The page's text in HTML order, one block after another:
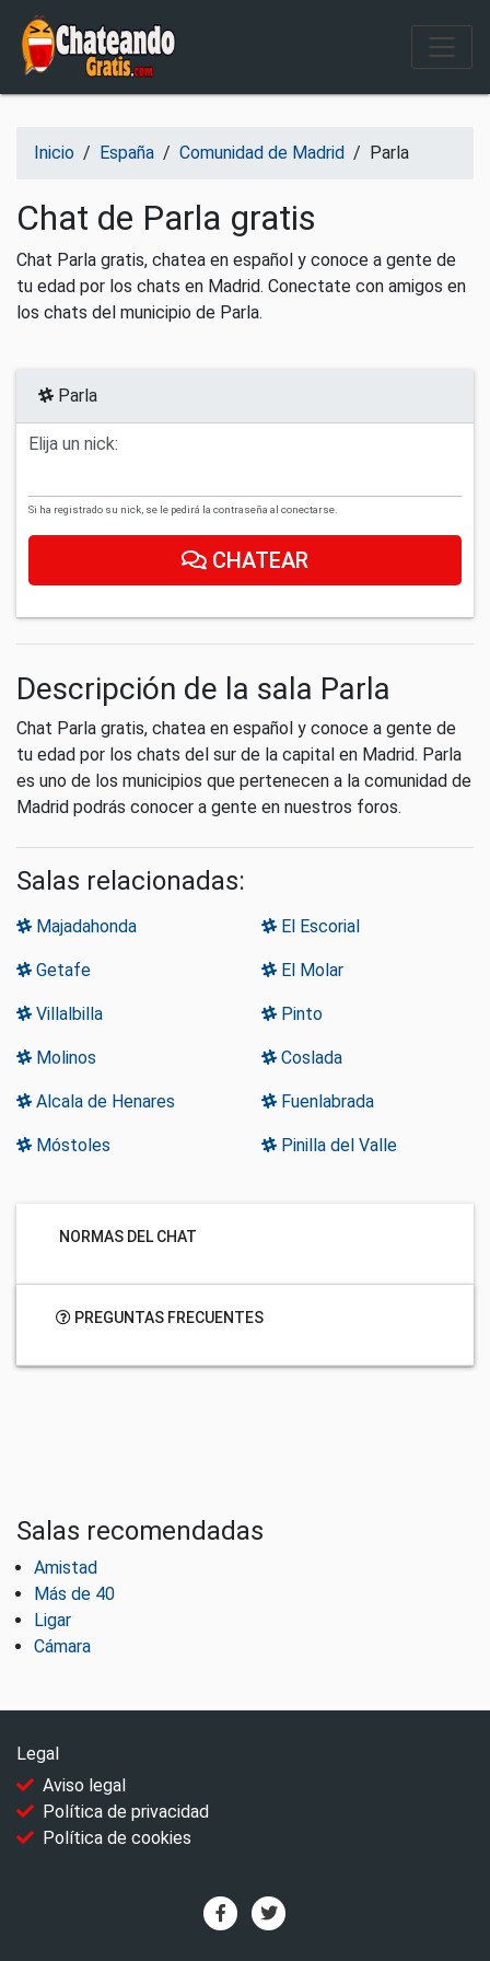
Salir del contenido
Inicio / España / Comunidad de Madrid / Parla
Chat de Parla gratis
Chat Parla gratis, chatea en español y conoce a gente de
tu edad por los chats en Madrid. Conectate con amigos en
los chats del municipio de Parla.
Parla
Elija un nick:
Si ha registrado su nick, se le pedirá la contraseña al conectarse.
CHATEAR
Descripción de la sala Parla
Chat Parla gratis, chatea en español y conoce a gente de
tu edad por los chats del sur de la capital en Madrid. Parla
es uno de los municipios que pertenecen a la comunidad de
Madrid podrás conocer a gente en nuestros foros.
Salas relacionadas:
Majadahonda El Escorial
Getafe El Molar
Villalbilla Pinto
Molinos Coslada
Alcala de Henares Fuenlabrada
Móstoles Pinilla del Valle
NORMAS DEL CHAT
PREGUNTAS FRECUENTES
Salas recomendadas
Amistad
Más de 40
Ligar
Cámara
Legal
Aviso legal
Política de privacidad
Política de cookies